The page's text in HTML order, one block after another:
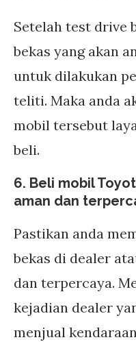
Setelah test drive
bekas yang akan
untuk dilakukan
teliti. Maka anda
mobil tersebut
beli.
6. Beli mobil
aman dan
Pastikan anda
bekas di dealer
dan terpercaya.
kejadian dealer
menjual